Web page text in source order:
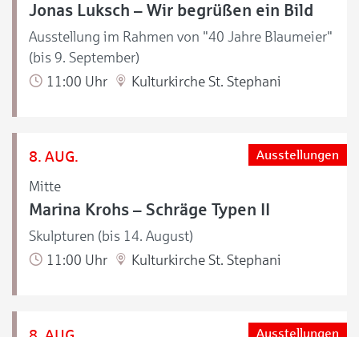
Jonas Luksch – Wir begrüßen ein Bild
Ausstellung im Rahmen von "40 Jahre Blaumeier"
(bis 9. September)
11:00 Uhr
Kulturkirche St. Stephani
8. AUG.
Mitte
Ausstellungen
Marina Krohs – Schräge Typen II
Skulpturen (bis 14. August)
11:00 Uhr
Kulturkirche St. Stephani
Ausstellungen